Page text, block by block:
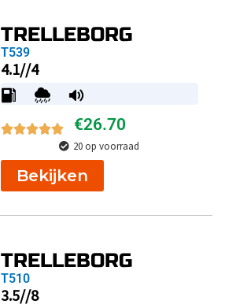
TRELLEBORG
T539
4.1//4
€26.70
20 op voorraad
Bekijken
TRELLEBORG
T510
3.5//8